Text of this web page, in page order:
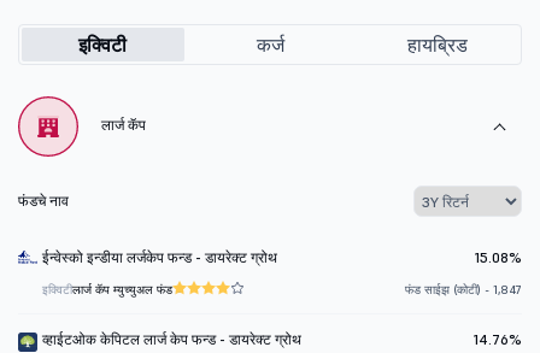
इक्विटी कर्ज हायब्रिड
लार्ज कॅप
फंडचे नाव
ईन्वेस्को इन्डीया लर्जकेप फन्ड - डायरेक्ट ग्रोथ 15.08%
इक्विटीलार्ज कॅप म्युच्युअल फंड फंड साईझ (कोटी) - 1,847
व्हाईटओक केपिटल लार्ज केप फन्ड - डायरेक्ट ग्रोथ 14.76%